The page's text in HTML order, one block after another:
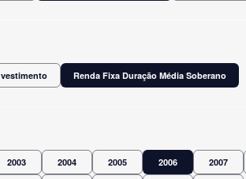
Renda Fixa Duração Média Soberano
2003 2004 2005 2006 2007